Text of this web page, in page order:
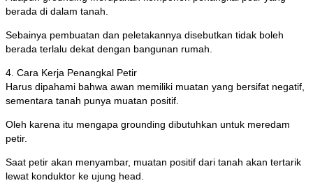
berada di dalam tanah.
Sebainya pembuatan dan peletakannya disebutkan tidak boleh
berada terlalu dekat dengan bangunan rumah.
4. Cara Kerja Penangkal Petir
Harus dipahami bahwa awan memiliki muatan yang bersifat negatif,
sementara tanah punya muatan positif.
Oleh karena itu mengapa grounding dibutuhkan untuk meredam
petir.
Saat petir akan menyambar, muatan positif dari tanah akan tertarik
lewat konduktor ke ujung head.